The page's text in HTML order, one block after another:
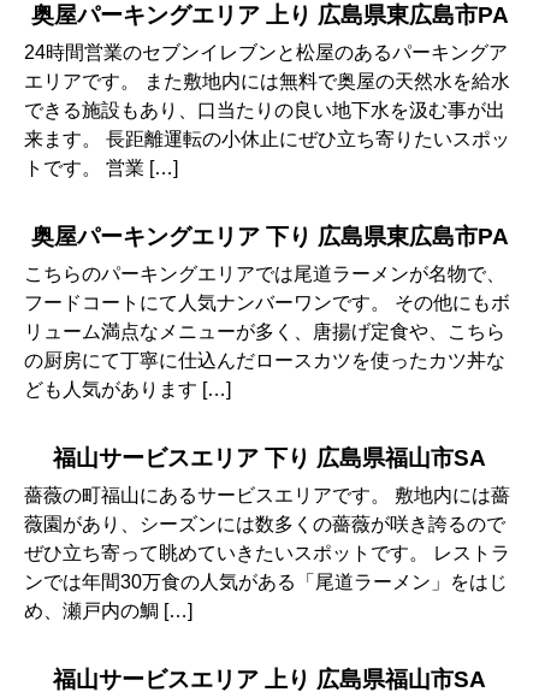
奥屋パーキングエリア 上り 広島県東広島市PA
24時間営業のセブンイレブンと松屋のあるパーキングア
エリアです。 また敷地内には無料で奥屋の天然水を給水
できる施設もあり、口当たりの良い地下水を汲む事が出
来ます。 長距離運転の小休止にぜひ立ち寄りたいスポッ
トです。 営業 […]
奥屋パーキングエリア 下り 広島県東広島市PA
こちらのパーキングエリアでは尾道ラーメンが名物で、
フードコートにて人気ナンバーワンです。 その他にもボ
リューム満点なメニューが多く、唐揚げ定食や、こちら
の厨房にて丁寧に仕込んだロースカツを使ったカツ丼な
ども人気があります […]
福山サービスエリア 下り 広島県福山市SA
薔薇の町福山にあるサービスエリアです。 敷地内には薔
薇園があり、シーズンには数多くの薔薇が咲き誇るので
ぜひ立ち寄って眺めていきたいスポットです。 レストラ
ンでは年間30万食の人気がある「尾道ラーメン」をはじ
め、瀬戸内の鯛 […]
福山サービスエリア 上り 広島県福山市SA